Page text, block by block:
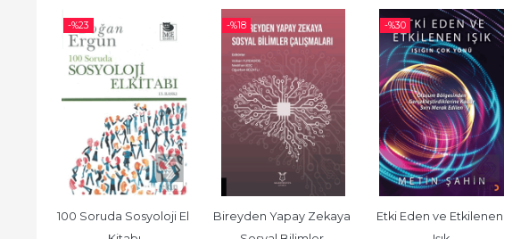
-%23
100 Soruda Sosyoloji El
-%18
Bireyden Yapay Zekaya
-%30
Etki Eden ve Etkilenen